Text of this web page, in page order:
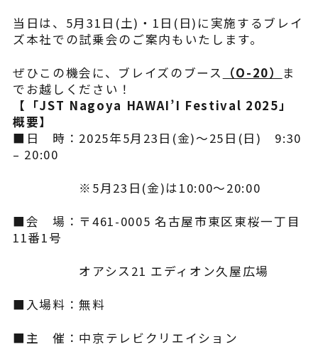
当日は、5⽉31⽇(土)・1日(日)に実施するブレイ
ズ本社での試乗会のご案内もいたします。
ぜひこの機会に、ブレイズのブース
（O-20）
ま
でお越しください！
【「JST Nagoya HAWAI’I Festival 2025」
概要】
■日 時：2025年5月23日(金)～25日(日) 9:30
– 20:00
※5月23日(金)は10:00～20:00
■会 場：〒461-0005 名古屋市東区東桜一丁目
11番1号
オアシス21 エディオン久屋広場
■入場料：無料
■主 催：中京テレビクリエイション